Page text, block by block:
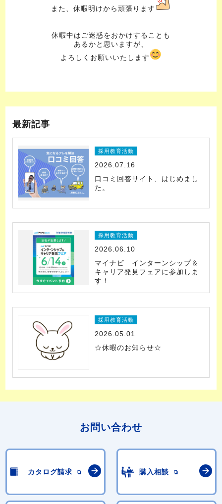
また、休暇明けから頑張ります
休暇中はご迷惑をおかけすることも
あるかと思いますが、
よろしくお願いいたします
最新記事
採用教育活動
2026.07.16
口コミ回答サイト、はじめまし
た。
採用教育活動
2026.06.10
マイナビ インターンシップ＆
キャリア発見フェアに参加しま
す！
採用教育活動
2026.05.01
☆休暇のお知らせ☆
お問い合わせ
カタログ請求 購入相談